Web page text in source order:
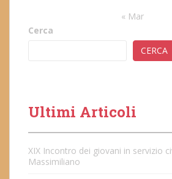
« Mar
Cerca
CERCA
Ultimi Articoli
XIX Incontro dei giovani in servizio
Massimiliano